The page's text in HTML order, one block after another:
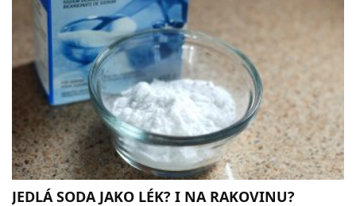
JEDLÁ SODA JAKO LÉK? I NA RAKOVINU?